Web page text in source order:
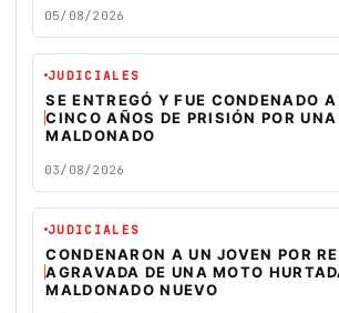
05/08/2026
JUDICIALES
SE ENTREGÓ Y FUE CONDENADO
CINCO AÑOS DE PRISIÓN POR
MALDONADO
03/08/2026
JUDICIALES
CONDENARON A UN JOVEN POR
AGRAVADA DE UNA MOTO
MALDONADO NUEVO